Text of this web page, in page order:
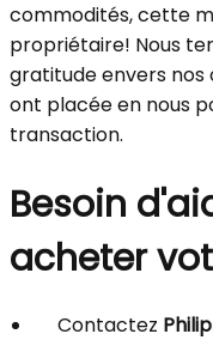
commodités, cette
propriétaire! Nous
gratitude envers nos
ont placée en nous
transaction.
Besoin
acheter
Contactez